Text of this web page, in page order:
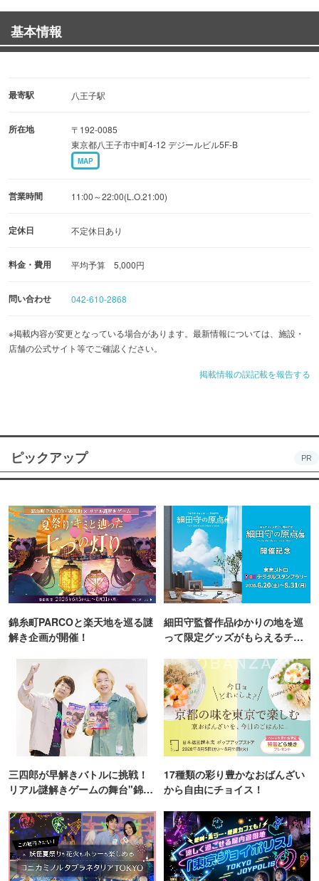
カジュアルな雰囲気で贅沢をして頂けますので、皆様の御
来店をお待ちしております。
基本情報
最寄駅 八王子駅
所在地
〒192-0085
東京都八王子市中町4-12 デジールビル5F-B
MAP
営業時間 11:00～22:00(L.O.21:00)
定休日 不定休日あり
料金・費用 平均予算 5,000円
問い合わせ 042-610-2868
※掲載内容が変更となっている場合があります。最新情報については、施設・
店舗の公式サイト等でご確認ください。
掲載情報の誤記載を報告する
ピックアップ PR
錦糸町PARCOと楽天地を巡る謎
解き企画が開催！
細田守監督作品ゆかりの地を巡
って限定グッズがもらえるチャ
三四郎が早解きバトルに挑戦！
リアル謎解きゲームの舞台"錦糸
17種類の彩り豊かなおばんざい
から自由にチョイス！